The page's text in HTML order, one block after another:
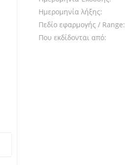
Ημερομηνία λήξης:
Πεδίο εφαρμογής / Range:
Που εκδίδονται από: